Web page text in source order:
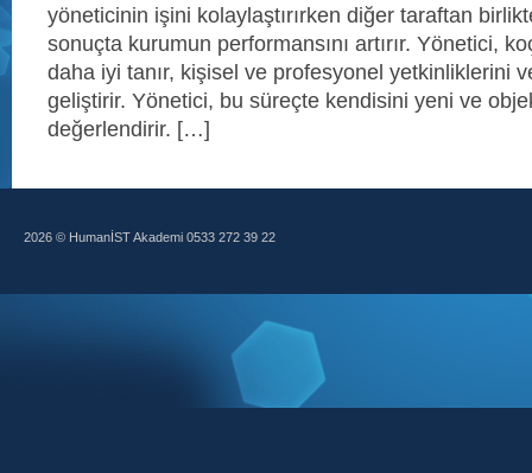
yöneticinin işini kolaylaştırırken diğer taraftan
sonuçta kurumun performansını artırır. Yönetici,
daha iyi tanır, kişisel ve profesyonel yetkinliklerini
geliştirir. Yönetici, bu süreçte kendisini yeni ve
değerlendirir. […]
2026 © HumanİST Akademi 0533 272 39 22